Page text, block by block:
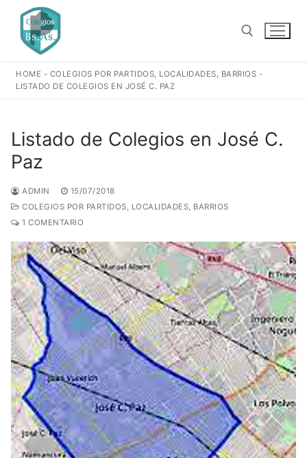
contenido
Buscar:
HOME - COLEGIOS POR PARTIDOS, LOCALIDADES, BARRIOS -
LISTADO DE COLEGIOS EN JOSÉ C. PAZ
Listado de Colegios en José C.
Paz
ADMIN
15/07/2018
COLEGIOS POR PARTIDOS, LOCALIDADES, BARRIOS
1 COMENTARIO